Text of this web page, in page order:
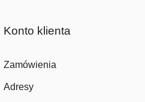
Konto klienta
Zamówienia
Adresy